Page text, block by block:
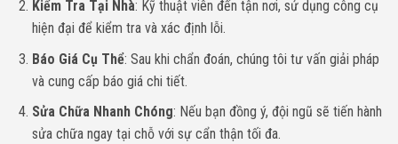
Kiểm Tra Tại Nhà: Kỹ thuật viên đến tận nơi, sử dụng công cụ
hiện đại để kiểm tra và xác định lỗi.
Báo Giá Cụ Thể: Sau khi chẩn đoán, chúng tôi tư vấn giải pháp
và cung cấp báo giá chi tiết.
Sửa Chữa Nhanh Chóng: Nếu bạn đồng ý, đội ngũ sẽ tiến hành
sửa chữa ngay tại chỗ với sự cẩn thận tối đa.